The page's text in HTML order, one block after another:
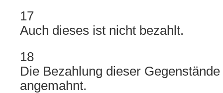
17
Auch dieses ist nicht bezahlt.
18
Die Bezahlung dieser
angemahnt.